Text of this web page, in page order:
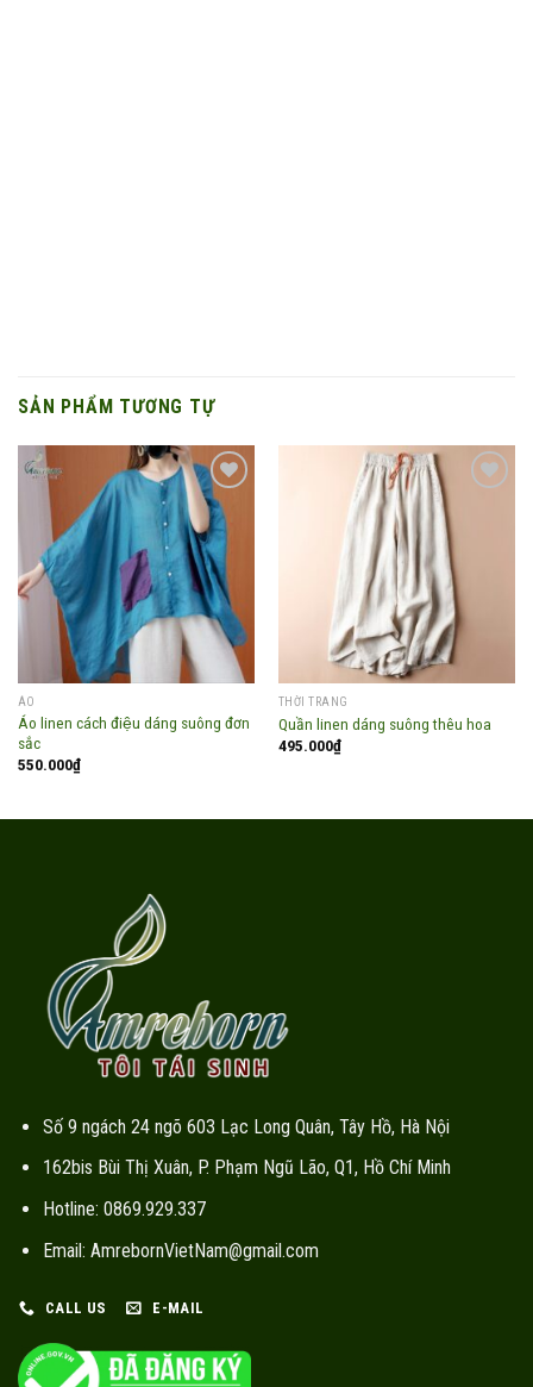
SẢN PHẨM TƯƠNG TỰ
Add to
wishlist
ÁO
Áo linen cách điệu dáng suông đơn
sắc
550.000₫
THỜI TRANG
Quần linen dáng suông thêu hoa
495.000₫
Số 9 ngách 24 ngõ 603 Lạc Long Quân, Tây Hồ, Hà Nội
162bis Bùi Thị Xuân, P. Phạm Ngũ Lão, Q1, Hồ Chí Minh
Hotline: 0869.929.337
Email: AmrebornVietNam@gmail.com
CALL US E-MAIL